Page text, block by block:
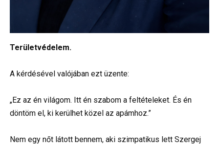
Területvédelem.
A kérdésével valójában ezt üzente:
„Ez az én világom. Itt én szabom a feltételeket. És én
döntöm el, ki kerülhet közel az apámhoz.”
Nem egy nőt látott bennem, aki szimpatikus lett Szergej